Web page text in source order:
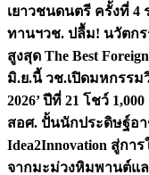
เยาวชนดนตรี ครั้งที่ 4
ทานฯวช. ปลื้ม! นวัตก
สูงสุด The Best
มิ.ย.นี้ วช.เปิดมหกรรม
2026’ ปีที่ 21 โชว์
สอศ. ปั้นนักประดิษฐ์อ
Idea2Innovation สู่กา
จากมะม่วงหิมพานต์แ